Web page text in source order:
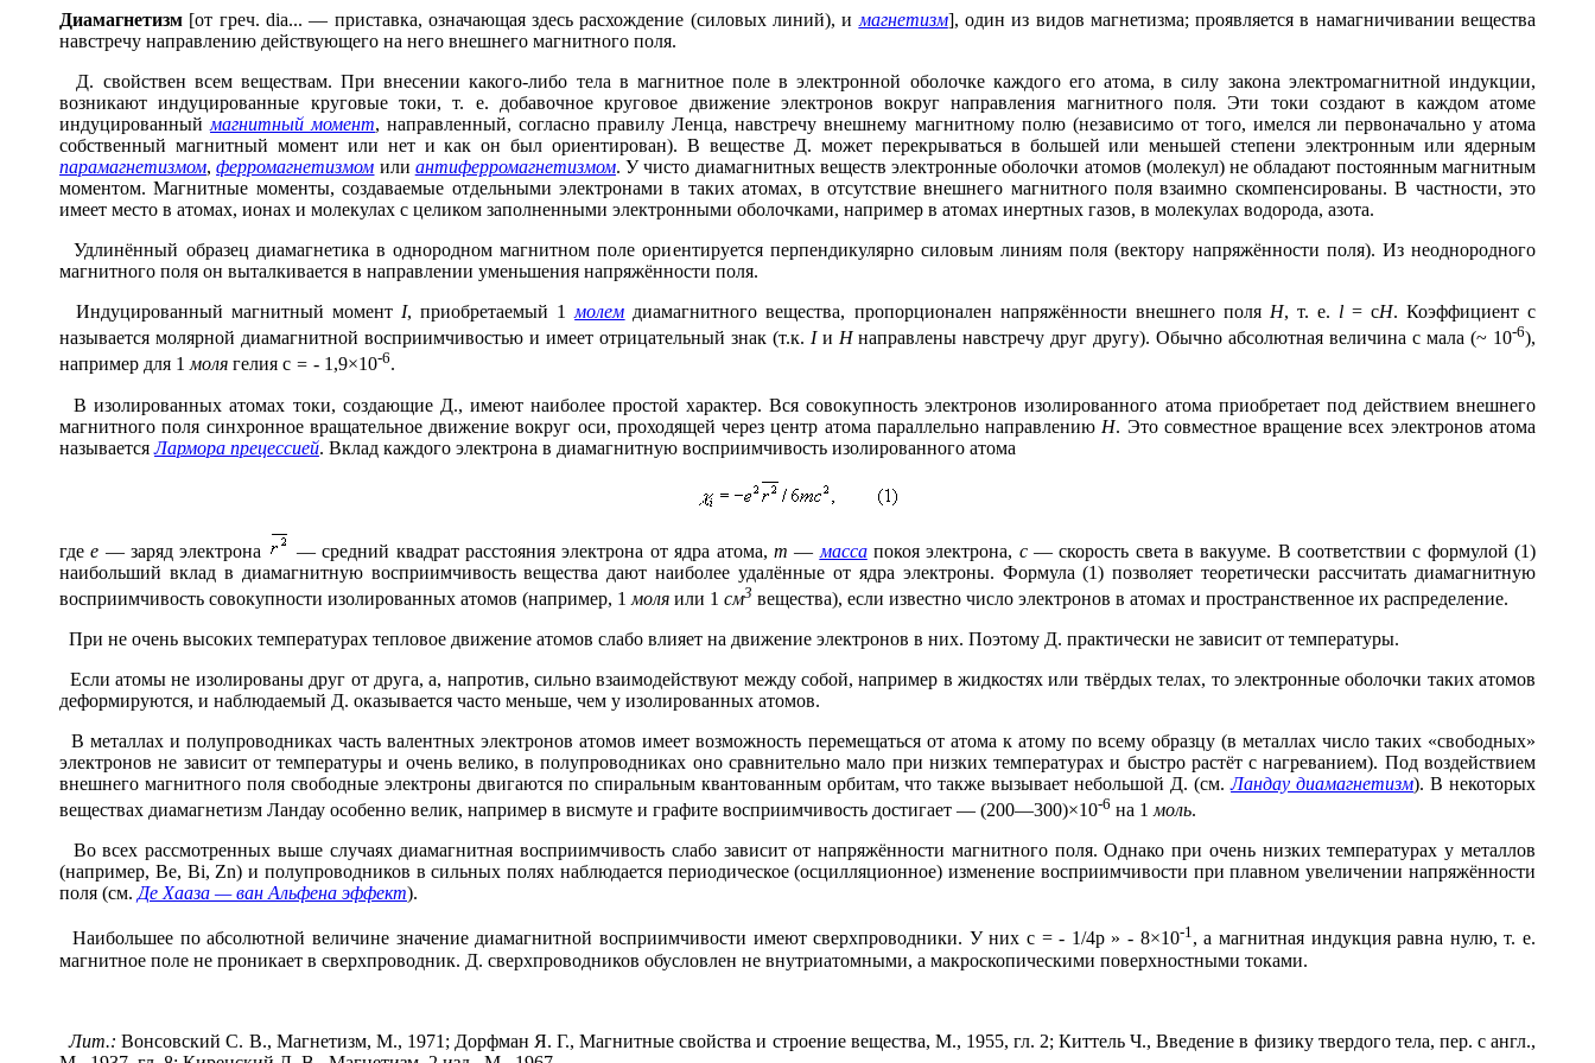
Диамагнетизм [от греч. dia... — приставка, означающая здесь расхождение (силовых линий), и магнетизм], один из видов магнетизма; проявляется в намагничивании вещества
навстречу направлению действующего на него внешнего магнитного поля.
Д. свойствен всем веществам. При внесении какого-либо тела в магнитное поле в электронной оболочке каждого его атома, в силу закона электромагнитной индукции,
возникают индуцированные круговые токи, т. е. добавочное круговое движение электронов вокруг направления магнитного поля. Эти токи создают в каждом атоме
индуцированный магнитный момент, направленный, согласно правилу Ленца, навстречу внешнему магнитному полю (независимо от того, имелся ли первоначально у атома
собственный магнитный момент или нет и как он был ориентирован). В веществе Д. может перекрываться в большей или меньшей степени электронным или ядерным
парамагнетизмом,ферромагнетизмом или антиферромагнетизмом. У чисто диамагнитных веществ электронные оболочки атомов (молекул) не обладают постоянным магнитным
моментом. Магнитные моменты, создаваемые отдельными электронами в таких атомах, в отсутствие внешнего магнитного поля взаимно скомпенсированы. В частности, это
имеет место в атомах, ионах и молекулах с целиком заполненными электронными оболочками, например в атомах инертных газов, в молекулах водорода, азота.
Удлинённый образец диамагнетика в однородном магнитном поле ориентируется перпендикулярно силовым линиям поля (вектору напряжённости поля). Из неоднородного
магнитного поля он выталкивается в направлении уменьшения напряжённости поля.
Индуцированный магнитный момент I, приобретаемый 1 молем диамагнитного вещества, пропорционален напряжённости внешнего поля Н, т. е. l= cH. Коэффициентc
называется молярной диамагнитной восприимчивостью и имеет отрицательный знак (т.к. Iи Ннаправлены навстречу друг другу). Обычно абсолютная величинаc мала (~ 10-6),
например для 1моля гелия c = - 1,9×10-6.
В изолированных атомах токи, создающие Д., имеют наиболее простой характер. Вся совокупность электронов изолированного атома приобретает под действием внешнего
магнитного поля синхронное вращательное движение вокруг оси, проходящей через центр атома параллельно направлению Н. Это совместное вращение всех электронов атома
называетсяЛармора прецессией. Вклад каждого электрона в диамагнитную восприимчивость изолированного атома
гдее — заряд электрона — средний квадрат расстояния электрона от ядра атома, m — массапокоя электрона, с— скорость света в вакууме. В соответствии с формулой (1)
наибольший вклад в диамагнитную восприимчивость вещества дают наиболее удалённые от ядра электроны. Формула (1) позволяет теоретически рассчитать диамагнитную
восприимчивость совокупности изолированных атомов (например, 1 моля или 1 см3 вещества), если известно число электронов в атомах и пространственное их распределение.
При не очень высоких температурах тепловое движение атомов слабо влияет на движение электронов в них. Поэтому Д. практически не зависит от температуры.
Если атомы не изолированы друг от друга, а, напротив, сильно взаимодействуют между собой, например в жидкостях или твёрдых телах, то электронные оболочки таких атомов
деформируются, и наблюдаемый Д. оказывается часто меньше, чем у изолированных атомов.
В металлах и полупроводниках часть валентных электронов атомов имеет возможность перемещаться от атома к атому по всему образцу (в металлах число таких «свободных»
электронов не зависит от температуры и очень велико, в полупроводниках оно сравнительно мало при низких температурах и быстро растёт с нагреванием). Под воздействием
внешнего магнитного поля свободные электроны двигаются по спиральным квантованным орбитам, что также вызывает небольшой Д. (см.Ландау диамагнетизм). В некоторых
веществах диамагнетизм Ландау особенно велик, например в висмуте и графите восприимчивость достигает — (200—300)×10-6 на 1 моль.
Во всех рассмотренных выше случаях диамагнитная восприимчивость слабо зависит от напряжённости магнитного поля. Однако при очень низких температурах у металлов
(например, Be, Bi, Zn) и полупроводников в сильных полях наблюдается периодическое (осцилляционное) изменение восприимчивости при плавном увеличении напряжённости
поля (см. Де Хааза — ван Альфена эффект).
Наибольшее по абсолютной величине значение диамагнитной восприимчивости имеют сверхпроводники. У них c =- 1/4p » - 8×10-1, а магнитная индукция равна нулю, т. е.
магнитное поле не проникает в сверхпроводник. Д. сверхпроводников обусловлен не внутриатомными, а макроскопическими поверхностными токами.
Лит.: Вонсовский С. В., Магнетизм, М., 1971; Дорфман Я. Г., Магнитные свойства и строение вещества, М., 1955, гл. 2; Киттель Ч., Введение в физику твердого тела, пер. с англ.,